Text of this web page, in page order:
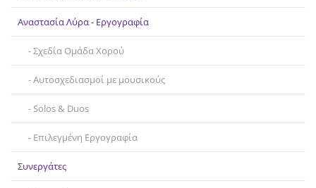
Αναστασία Λύρα - Εργογραφία
Σχεδία Ομάδα Χορού
Αυτοσχεδιασμοί με μουσικούς
Solos & Duos
Επιλεγμένη Εργογραφία
Συνεργάτες